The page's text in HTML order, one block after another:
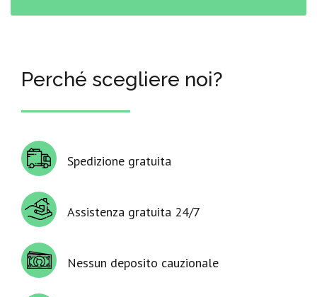
Perché scegliere noi?
Spedizione gratuita
Assistenza gratuita 24/7
Nessun deposito cauzionale